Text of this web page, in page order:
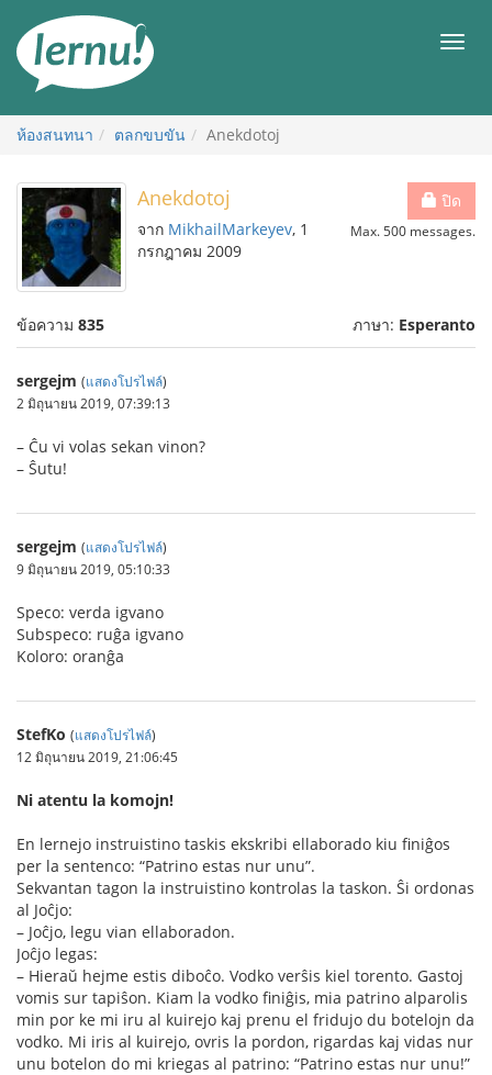
สารบัญ
เมนู
ห้องสนทนา ตลกขบขัน Anekdotoj
ปิด
Max. 500 messages.
Anekdotoj
จาก MikhailMarkeyev, 1
กรกฎาคม 2009
ข้อความ 835 ภาษา: Esperanto
sergejm (แสดงโปรไฟล์)
2 มิถุนายน 2019, 07:39:13
– Ĉu vi volas sekan vinon?
– Ŝutu!
sergejm (แสดงโปรไฟล์)
9 มิถุนายน 2019, 05:10:33
Speco: verda igvano
Subspeco: ruĝa igvano
Koloro: oranĝa
StefKo (แสดงโปรไฟล์)
12 มิถุนายน 2019, 21:06:45
Ni atentu la komojn!
En lernejo instruistino taskis ekskribi ellaborado kiu finiĝos
per la sentenco: “Patrino estas nur unu”.
Sekvantan tagon la instruistino kontrolas la taskon. Ŝi ordonas
al Joĉjo:
– Joĉjo, legu vian ellaboradon.
Joĉjo legas:
– Hieraŭ hejme estis diboĉo. Vodko verŝis kiel torento. Gastoj
vomis sur tapiŝon. Kiam la vodko finiĝis, mia patrino alparolis
min por ke mi iru al kuirejo kaj prenu el fridujo du botelojn da
vodko. Mi iris al kuirejo, ovris la pordon, rigardas kaj vidas nur
unu botelon do mi kriegas al patrino: “Patrino estas nur unu!”